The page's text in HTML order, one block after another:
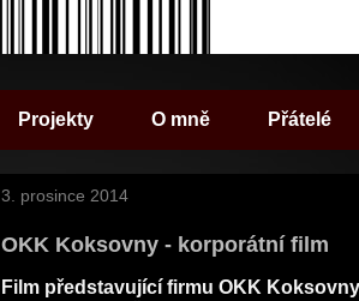
Projekty O mně Přátelé
3. prosince 2014
OKK Koksovny - korporátní film
Film představující firmu OKK